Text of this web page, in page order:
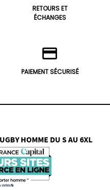
RETOURS ET
ÉCHANGES
credit_card
PAIEMENT SÉCURISÉ
HOMME DU S AU 6XL